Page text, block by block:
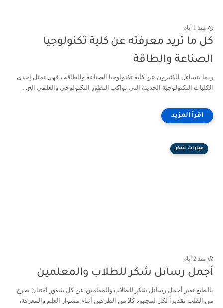
منذ 1 أيام
ما تريد معرفته عن كلية تكنولوجيا
والطاقة
يتساءل الكثيرون عن كلية تكنولوجيا الصناعة والطاقة ، فهي تمثل إحدى
التكنولوجية الحديثة التي تواكب التطور التكنولوجي والعلمي الح...
عبارات شكر
منذ 2 أيام
رسائل شكر للطلاب والمعلمين
تعبر أجمل رسائل شكر للطلاب والمعلمين عن كل شعور امتنان يخرج
القلب تقديراً لكل لمجهود كلا من الطرفين أثناء مشوار العلم والمعرفة،